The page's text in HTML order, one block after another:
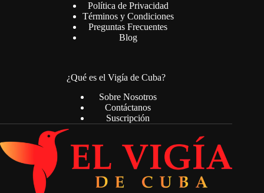
Política de Privacidad
Términos y Condiciones
Preguntas Frecuentes
Blog
¿Qué es el Vigía de Cuba?
Sobre Nosotros
Contáctanos
Suscripción